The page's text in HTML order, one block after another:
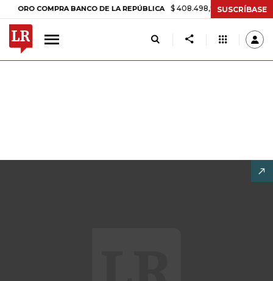
COMPRA BANCO DE LA REPÚBLICA $ 408.498,97 +$ 8.753,81 +2,19%
SUSCRÍBASE